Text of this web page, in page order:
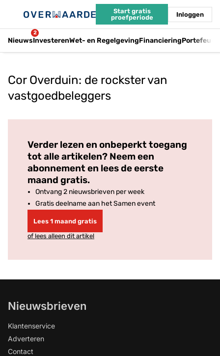
Start gratis
proefperiode
Inloggen
Nieuws
2
InvesterenWet- en RegelgevingFinanciering
Cor Overduin: de rockster van
vastgoedbeleggers
Verder lezen en onbeperkt toegang
tot alle artikelen? Neem een
abonnement en lees de eerste
maand gratis.
Ontvang 2 nieuwsbrieven per week
Gratis deelname aan het Samen event
Lees 1 maand gratis
of lees alleen dit artikel
Nieuwsbrieven
Klantenservice
Adverteren
Contact